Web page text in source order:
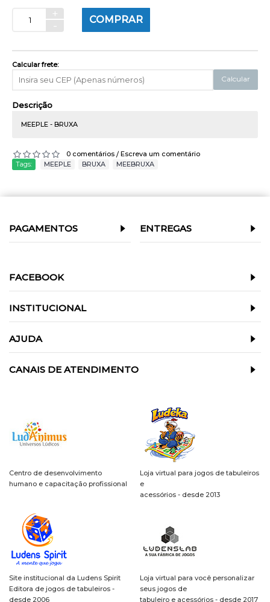
+
-
COMPRAR
Calcular frete:
Calcular
Descrição
MEEPLE - BRUXA
0 comentários /Escreva um comentário
Tags:
MEEPLE BRUXA MEEBRUXA
PAGAMENTOS ENTREGAS
FACEBOOK
INSTITUCIONAL
AJUDA
CANAIS DE ATENDIMENTO
Centro de desenvolvimento
humano e capacitação profissional
Loja virtual para jogos de tabuleiros
e
acessórios - desde 2013
Site institucional da Ludens Spirit
Editora de jogos de tabuleiros -
desde 2006
Loja virtual para você personalizar
seus jogos de
tabuleiro e acessórios - desde 2017